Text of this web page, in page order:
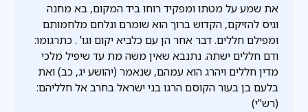
את שמע על מטתו ומפקיד רוחו ביד המקום, בא מחנה
וגיס להזיקם, הקדוש ברוך הוא שומרם ונלחם מלחמותם
ומפילם חללים. דבר אחר הן עם כלביא יקום וגו' . כתרגומו:
ודם חללים ישתה. נתנבא שאין משה מת עד שיפיל מלכי
מדין חללים ויהרג הוא עמהם, שנאמר (יהושע יג, כב) ואת
בלעם בן בעור הקוסם הרגו בני ישראל בחרב אל חלליהם:
(רש"י)